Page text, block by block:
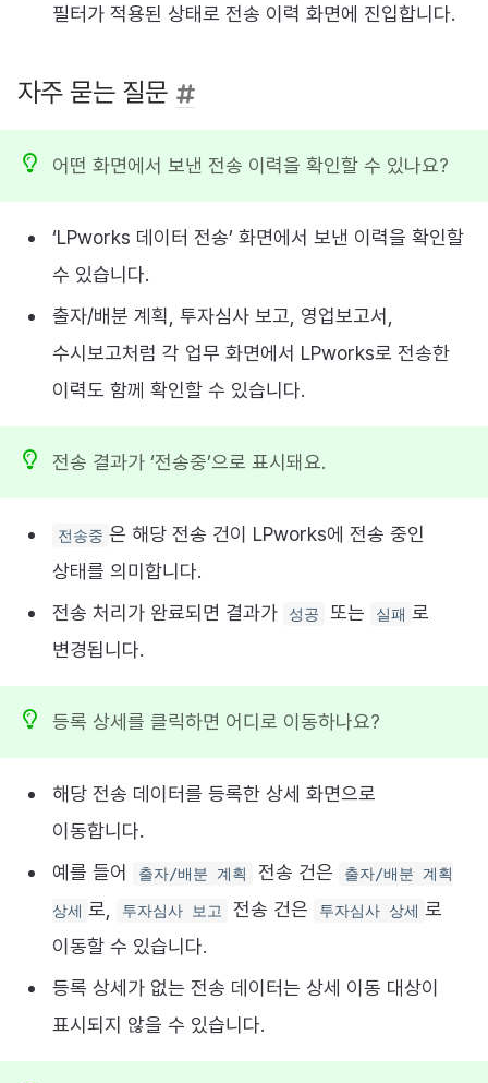
필터가 적용된 상태로 전송 이력 화면에 진입합니다.
자주 묻는 질문
어떤 화면에서 보낸 전송 이력을 확인할 수 있나요?
‘LPworks 데이터 전송’ 화면에서 보낸 이력을 확인할
수 있습니다.
출자/배분 계획, 투자심사 보고, 영업보고서,
수시보고처럼 각 업무 화면에서 LPworks로 전송한
이력도 함께 확인할 수 있습니다.
전송 결과가 ‘전송중’으로 표시돼요.
전송중 은 해당 전송 건이 LPworks에 전송 중인
상태를 의미합니다.
전송 처리가 완료되면 결과가
성공 또는 실패 로
변경됩니다.
등록 상세를 클릭하면 어디로 이동하나요?
해당 전송 데이터를 등록한 상세 화면으로
이동합니다.
예를 들어
출자/배분 계획 전송 건은 출자/배분 계획
상세 로, 투자심사 보고 전송 건은 투자심사 상세 로
이동할 수 있습니다.
등록 상세가 없는 전송 데이터는 상세 이동 대상이
표시되지 않을 수 있습니다.